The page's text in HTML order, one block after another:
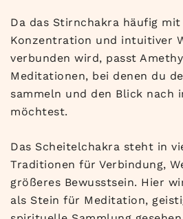
Da das Stirnchakra häufig
Konzentration und intuitiver
verbunden wird, passt
Meditationen, bei denen du
sammeln und den Blick nach
möchtest.
Das Scheitelchakra steht in
Traditionen für Verbindung,
größeres Bewusstsein. Hier
als Stein für Meditation,